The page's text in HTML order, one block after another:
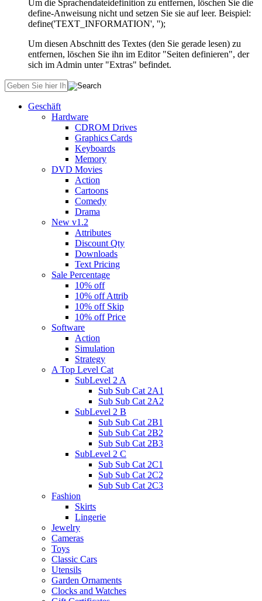
Um die Sprachendateidefinition zu entfernen, löschen Sie die
define-Anweisung nicht und setzen Sie sie auf leer. Beispiel:
define('TEXT_INFORMATION', '');
Um diesen Abschnitt des Textes (den Sie gerade lesen) zu
entfernen, löschen Sie ihn im Editor "Seiten definieren", der
sich im Admin unter "Extras" befindet.
Geschäft
Hardware
CDROM Drives
Graphics Cards
Keyboards
Memory
DVD Movies
Action
Cartoons
Comedy
Drama
New v1.2
Attributes
Discount Qty
Downloads
Text Pricing
Sale Percentage
10% off
10% off Attrib
10% off Skip
10% off Price
Software
Action
Simulation
Strategy
A Top Level Cat
SubLevel 2 A
Sub Sub Cat 2A1
Sub Sub Cat 2A2
SubLevel 2 B
Sub Sub Cat 2B1
Sub Sub Cat 2B2
Sub Sub Cat 2B3
SubLevel 2 C
Sub Sub Cat 2C1
Sub Sub Cat 2C2
Sub Sub Cat 2C3
Fashion
Skirts
Lingerie
Jewelry
Cameras
Toys
Classic Cars
Utensils
Garden Ornaments
Clocks and Watches